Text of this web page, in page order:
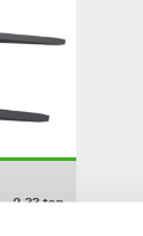
2-33ton